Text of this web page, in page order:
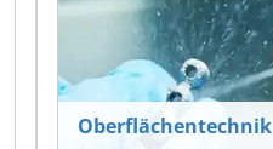
Oberflächentechnik